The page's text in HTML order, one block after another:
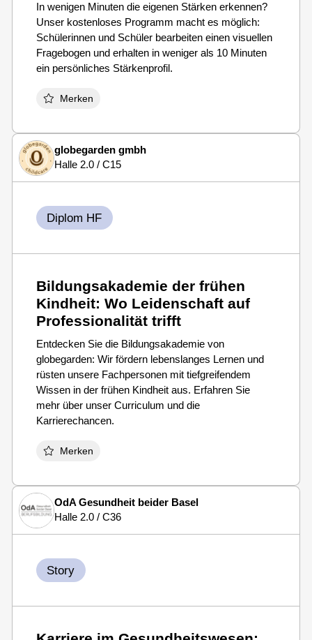
In wenigen Minuten die eigenen Stärken erkennen?
Unser kostenloses Programm macht es möglich:
Schülerinnen und Schüler bearbeiten einen visuellen
Fragebogen und erhalten in weniger als 10 Minuten
ein persönliches Stärkenprofil.
Merken
globegarden gmbh
Halle 2.0 / C15
Diplom HF
Bildungsakademie der frühen
Kindheit: Wo Leidenschaft auf
Professionalität trifft
Entdecken Sie die Bildungsakademie von
globegarden: Wir fördern lebenslanges Lernen und
rüsten unsere Fachpersonen mit tiefgreifendem
Wissen in der frühen Kindheit aus. Erfahren Sie
mehr über unser Curriculum und die
Karrierechancen.
Merken
OdA Gesundheit beider Basel
Halle 2.0 / C36
Story